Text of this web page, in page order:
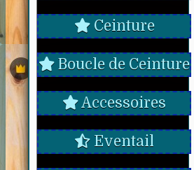
Ceinture
Boucle de Ceinture
Accessoires
Eventail